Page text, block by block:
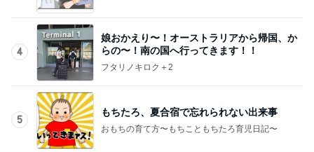
4
娘おかえり〜！オーストラリアから帰国、か
らの〜！南の国へ行ってきます！！
フタリノキロク＋2
5
もちたろ、夏合宿で忘れられない出来事
おもちの育て方〜もちこともちたろ育児日記〜